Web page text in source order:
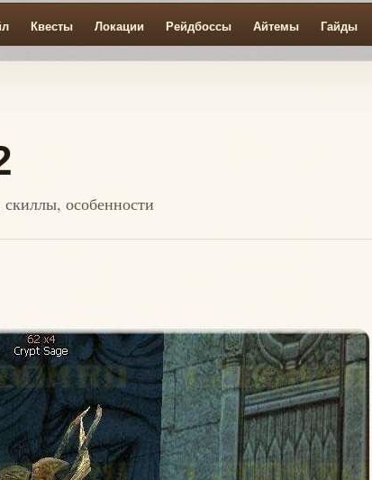
Квесты Локации Рейдбоссы Айтемы Гайды
особенности